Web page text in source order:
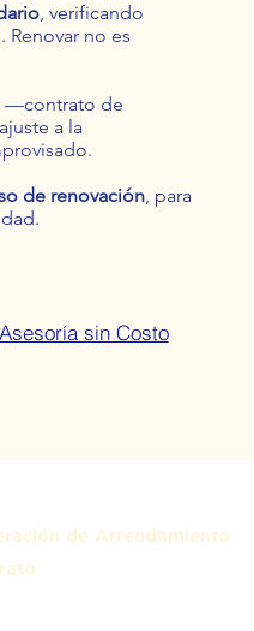
, verificando
no es
—contrato de
a la
de renovación, para
sin Costo
de Arrendamiento